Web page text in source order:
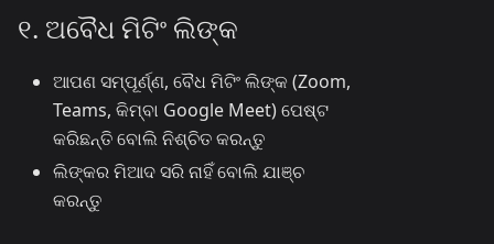
୧. ଅବୈଧ ମିଟିଂ ଲିଙ୍କ
ଆପଣ ସମ୍ପୂର୍ଣ୍ଣ, ବୈଧ ମିଟିଂ ଲିଙ୍କ (Zoom,
Teams, କିମ୍ବା Google Meet) ପେଷ୍ଟ
କରିଛନ୍ତି ବୋଲି ନିଶ୍ଚିତ କରନ୍ତୁ
ଲିଙ୍କର ମିଆଦ ସରି ନାହିଁ ବୋଲି ଯାଞ୍ଚ
କରନ୍ତୁ